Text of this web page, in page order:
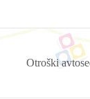
Otroški